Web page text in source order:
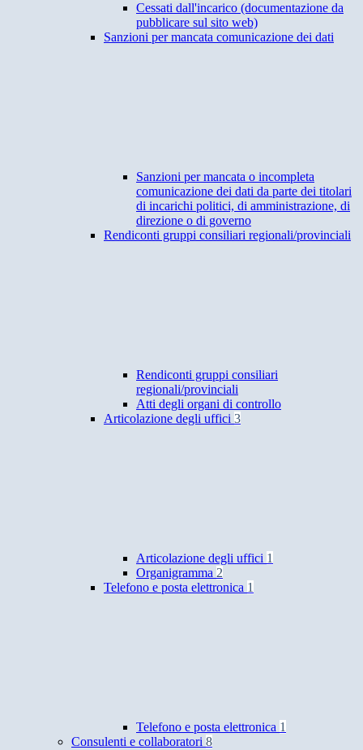
Cessati dall'incarico (documentazione da
pubblicare sul sito web)
Sanzioni per mancata comunicazione dei dati
Sanzioni per mancata o incompleta
comunicazione dei dati da parte dei titolari
di incarichi politici, di amministrazione, di
direzione o di governo
Rendiconti gruppi consiliari regionali/provinciali
Rendiconti gruppi consiliari
regionali/provinciali
Atti degli organi di controllo
Articolazione degli uffici 3
Articolazione degli uffici 1
Organigramma 2
Telefono e posta elettronica 1
Telefono e posta elettronica 1
Consulenti e collaboratori 8